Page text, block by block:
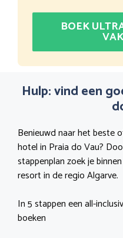
BOEK
Hulp: vind een
Benieuwd naar het beste
hotel in Praia do Vau?
stappenplan zoek je
resort in de regio Algarve.
In 5 stappen een all-
boeken